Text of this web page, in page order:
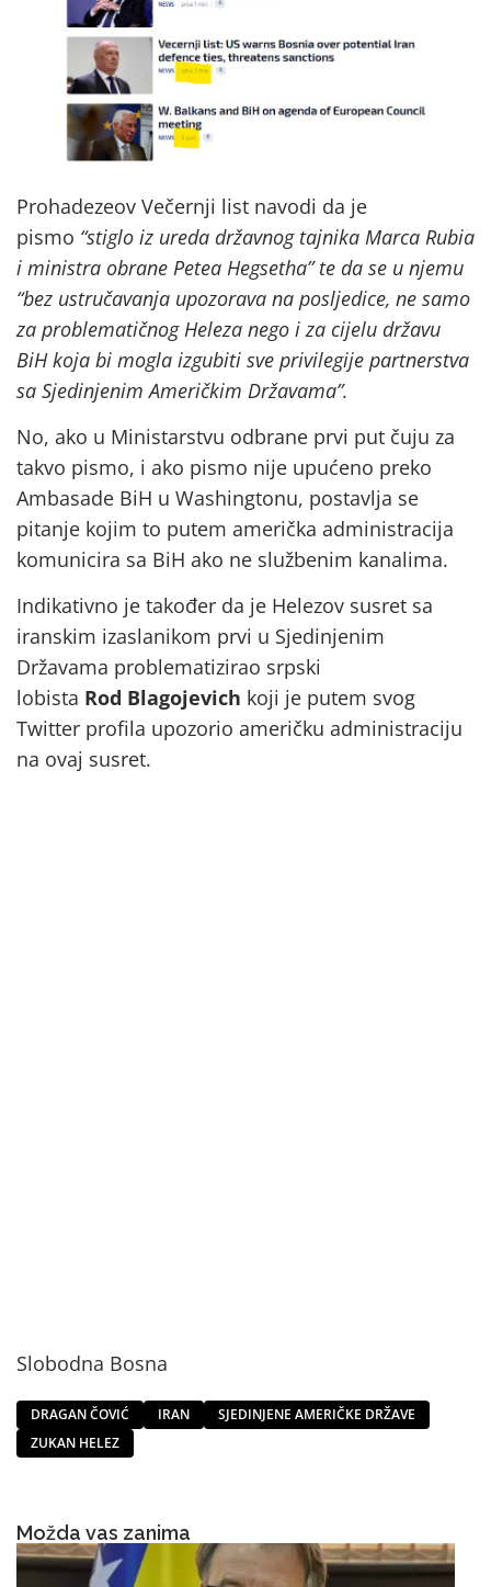
Prohadezeov Večernji list navodi da je
pismo “stiglo iz ureda državnog tajnika Marca Rubia
i ministra obrane Petea Hegsetha” te da se u njemu
“bez ustručavanja upozorava na posljedice, ne samo
za problematičnog Heleza nego i za cijelu državu
BiH koja bi mogla izgubiti sve privilegije partnerstva
sa Sjedinjenim Američkim Državama”.
No, ako u Ministarstvu odbrane prvi put čuju za
takvo pismo, i ako pismo nije upućeno preko
Ambasade BiH u Washingtonu, postavlja se
pitanje kojim to putem američka administracija
komunicira sa BiH ako ne službenim kanalima.
Indikativno je također da je Helezov susret sa
iranskim izaslanikom prvi u Sjedinjenim
Državama problematizirao srpski
lobista Rod Blagojevich koji je putem svog
Twitter profila upozorio američku administraciju
na ovaj susret.
Slobodna Bosna
DRAGAN ČOVIĆ IRAN
SJEDINJENE AMERIČKE DRŽAVE
ZUKAN HELEZ
Možda vas zanima